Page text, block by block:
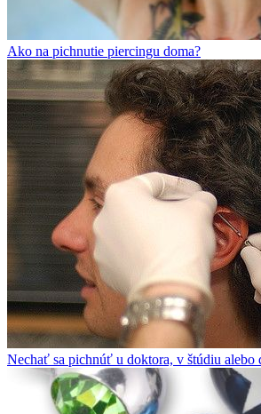
Ako na pichnutie piercingu doma?
Nechať sa pichnúť u doktora, v štúdiu alebo